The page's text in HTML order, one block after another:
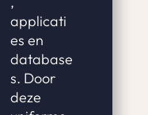
applicati
es en
database
s. Door
deze